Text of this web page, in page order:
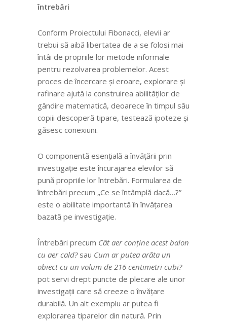
întrebări
Conform Proiectului Fibonacci, elevii ar
trebui să aibă libertatea de a se folosi mai
întâi de propriile lor metode informale
pentru rezolvarea problemelor. Acest
proces de încercare și eroare, explorare și
rafinare ajută la construirea abilităților de
gândire matematică, deoarece în timpul său
copiii descoperă tipare, testează ipoteze și
găsesc conexiuni.
O componentă esențială a învățării prin
investigație este încurajarea elevilor să
pună propriile lor întrebări. Formularea de
întrebări precum „Ce se întâmplă dacă…?”
este o abilitate importantă în învățarea
bazată pe investigație.
Întrebări precum Cât aer conține acest balon
cu aer cald?sau Cum ar putea arăta un
obiect cu un volum de 216 centimetri cubi?
pot servi drept puncte de plecare ale unor
investigații care să creeze o învățare
durabilă. Un alt exemplu ar putea fi
explorarea tiparelor din natură. Prin